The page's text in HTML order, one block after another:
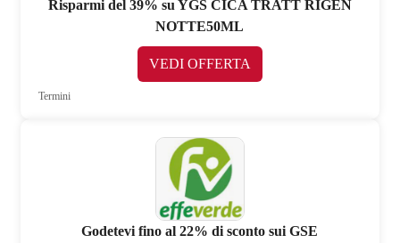
Risparmi del 39% su YGS CICA TRATT RIGEN
NOTTE50ML
VEDI OFFERTA
Termini
Godetevi fino al 22% di sconto sui GSE